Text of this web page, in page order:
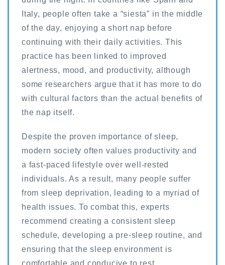
Italy, people often take a “siesta” in the middle
of the day, enjoying a short nap before
continuing with their daily activities. This
practice has been linked to improved
alertness, mood, and productivity, although
some researchers argue that it has more to do
with cultural factors than the actual benefits of
the nap itself.
Despite the proven importance of sleep,
modern society often values productivity and
a fast-paced lifestyle over well-rested
individuals. As a result, many people suffer
from sleep deprivation, leading to a myriad of
health issues. To combat this, experts
recommend creating a consistent sleep
schedule, developing a pre-sleep routine, and
ensuring that the sleep environment is
comfortable and conducive to rest.